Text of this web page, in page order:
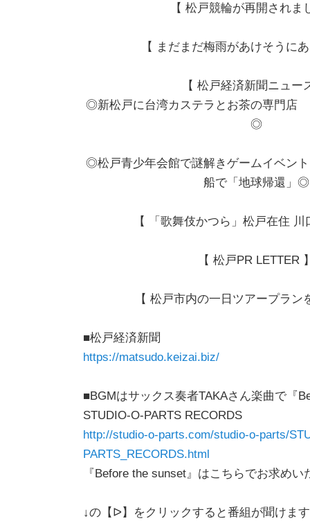
【 松戸競輪が再開されま
【 まだまだ梅雨があけそうに
【 松戸経済新聞ニュー
◎新松戸に台湾カステラとお茶の専門店
◎
◎松戸青少年会館で謎解きゲームイベン
船で「地球帰還」◎
【 「歌舞伎かつら」松戸在住
【 松戸PR LETTER
【 松戸市内の一日ツアープラン
■松戸経済新聞
https://matsudo.keizai.biz/
■BGMはサックス奏者TAKAさん楽曲で『
STUDIO-O-PARTS RECORDS
http://studio-o-parts.com/studio-o-parts/
PARTS_RECORDS.html
『Before the sunset』はこちらでお求めい
↓の【ᐅ】をクリックすると番組が聞けま